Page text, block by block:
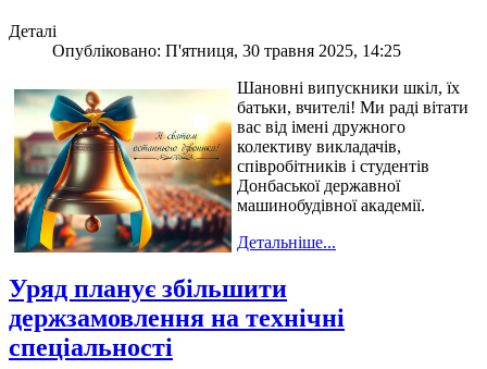
Деталі
Опубліковано: П'ятниця, 30 травня 2025, 14:25
Шановні випускники шкіл, їх
батьки, вчителі! Ми раді вітати
вас від імені дружного
колективу викладачів,
співробітників і студентів
Донбаської державної
машинобудівної академії.
Детальніше...
Уряд планує збільшити
держзамовлення на технічні
спеціальності